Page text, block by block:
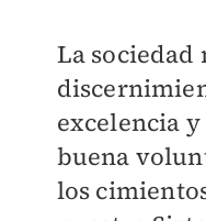
La sociedad
excelencia
buena
los